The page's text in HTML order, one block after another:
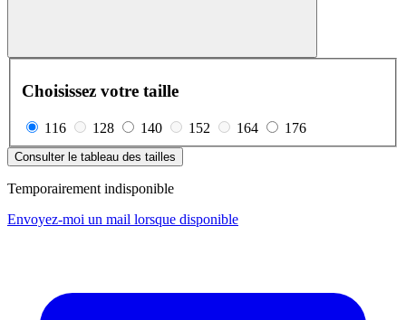
Choisissez votre taille
116 128 140 152 164 176
Consulter le tableau des tailles
Temporairement indisponible
Envoyez-moi un mail lorsque disponible